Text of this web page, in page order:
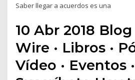
Saber llegar a acuerdos es una
10 Abr 2018 Blog
Wire · Libros ·
Vídeo · Eventos